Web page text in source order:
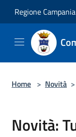
Regione Campania
Home > Novità >
Novità: